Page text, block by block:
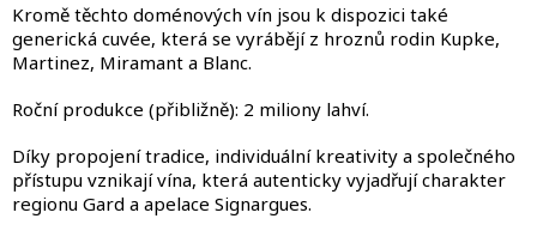
Kromě těchto doménových vín jsou k dispozici také
generická cuvée, která se vyrábějí z hroznů rodin Kupke,
Martinez, Miramant a Blanc.
Roční produkce (přibližně): 2 miliony lahví.
Díky propojení tradice, individuální kreativity a společného
přístupu vznikají vína, která autenticky vyjadřují charakter
regionu Gard a apelace Signargues.